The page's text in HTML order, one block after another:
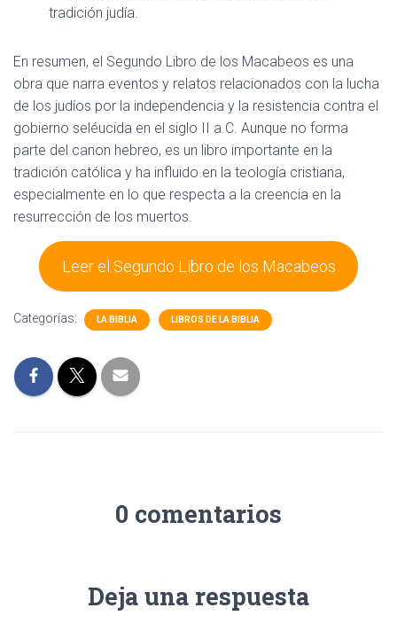
tradición judía.
En resumen, el Segundo Libro de los Macabeos es una
obra que narra eventos y relatos relacionados con la lucha
de los judíos por la independencia y la resistencia contra el
gobierno seléucida en el siglo II a.C. Aunque no forma
parte del canon hebreo, es un libro importante en la
tradición católica y ha influido en la teología cristiana,
especialmente en lo que respecta a la creencia en la
resurrección de los muertos.
Leer el Segundo Libro de los Macabeos
Categorías: LA BIBLIA LIBROS DE LA BIBLIA
0 comentarios
Deja una respuesta